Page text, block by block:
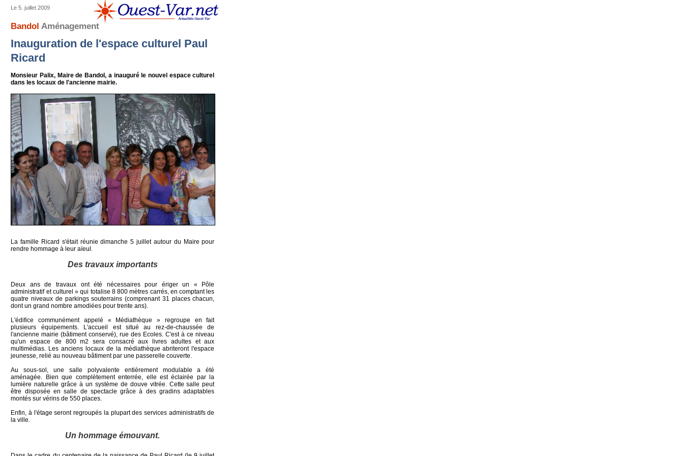
Le 5. juillet 2009
Bandol Aménagement
Inauguration de l'espace culturel Paul
Ricard
Monsieur Palix, Maire de Bandol, a inauguré le nouvel espace culturel
dans les locaux de l'ancienne mairie.
La famille Ricard s'était réunie dimanche 5 juillet autour du Maire pour
rendre hommage à leur aïeul.
Des travaux importants
Deux ans de travaux ont été nécessaires pour ériger un « Pôle
administratif et culturel » qui totalise 8 800 mètres carrés, en comptant les
quatre niveaux de parkings souterrains (comprenant 31 places chacun,
dont un grand nombre amodiées pour trente ans).
L'édifice communément appelé « Médiathèque » regroupe en fait
plusieurs équipements. L'accueil est situé au rez-de-chaussée de
l'ancienne mairie (bâtiment conservé), rue des Ecoles. C'est à ce niveau
qu'un espace de 800 m2 sera consacré aux livres adultes et aux
multimédias. Les anciens locaux de la médiathèque abriteront l'espace
jeunesse, relié au nouveau bâtiment par une passerelle couverte.
Au sous-sol, une salle polyvalente entièrement modulable a été
aménagée. Bien que complètement enterrée, elle est éclairée par la
lumière naturelle grâce à un système de douve vitrée. Cette salle peut
être disposée en salle de spectacle grâce à des gradins adaptables
montés sur vérins de 550 places.
Enfin, à l'étage seront regroupés la plupart des services administratifs de
la ville.
Un hommage émouvant.